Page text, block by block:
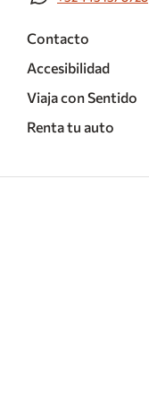
Contacto
Accesibilidad
Viaja con Sentido
Renta tu auto